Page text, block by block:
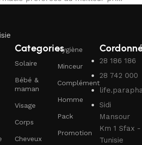
Categories
Solaire
Bébé &
maman
Visage
Corps
Cheveux
Hygiène
Minceur
Complément
Homme
Pack
Promotion
28 186 186
28 742 000
Sidi
Mansour
Km 1 Sfax -
Tunisie